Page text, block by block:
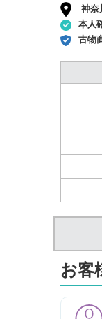
神奈
本人
古物
お客